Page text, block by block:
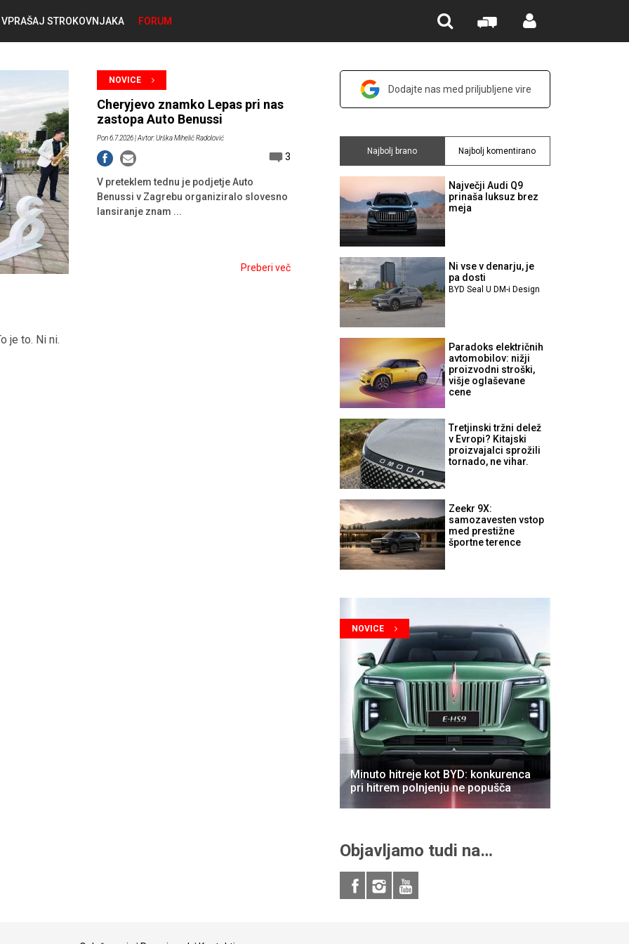
VPRAŠAJ STROKOVNJAKA
KOSTJA PRIHODA
SILVAN SIMČIČ
AVTOPLIN
TOMAŽ DEMŠAR
MAZIVA IN OLJA
ALEŠ ARNŠEK
PREDELAVE
ALEKS HUMAR IN FLORJAN RUS
PNEVMATIKE
FORUM
NOVICE
Cheryjevo znamko Lepas pri nas
zastopa Auto Benussi
Pon 6.7.2026| Avtor: Urška Mihelič Radolović
3
V preteklem tednu je podjetje Auto
Benussi v Zagrebu organiziralo slovesno
lansiranje znam ...
Preberi več
je to. Ni ni.
Dodajte nas med priljubljene vire
Najbolj brano Najbolj komentirano
Največji Audi Q9
prinaša luksuz brez
meja
Ni vse v denarju, je
pa dosti
BYD Seal U DM-i Design
Paradoks električnih
avtomobilov: nižji
proizvodni stroški,
višje oglaševane
cene
Tretjinski tržni delež
v Evropi? Kitajski
proizvajalci sprožili
tornado, ne vihar.
Zeekr 9X:
samozavesten vstop
med prestižne
športne terence
NOVICE
Minuto hitreje kot BYD: konkurenca
pri hitrem polnjenju ne popušča
Objavljamo tudi na…